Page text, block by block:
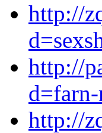
http://
http://
http://